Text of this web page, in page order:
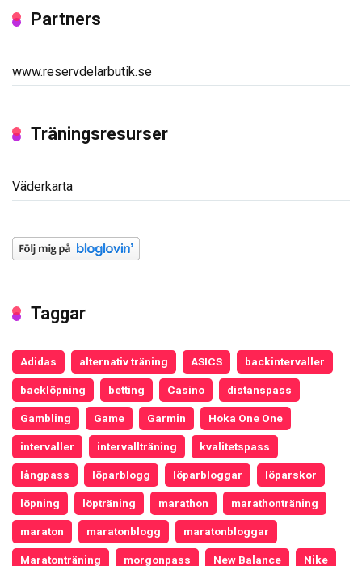
Partners
www.reservdelarbutik.se
Träningsresurser
Väderkarta
Taggar
Adidas alternativ träning ASICS backintervaller
backlöpning betting Casino distanspass
Gambling Game Garmin Hoka One One
intervaller intervallträning kvalitetspass
långpass löparblogg löparbloggar löparskor
löpning löpträning marathon marathonträning
maraton maratonblogg maratonbloggar
Maratonträning morgonpass New Balance Nike